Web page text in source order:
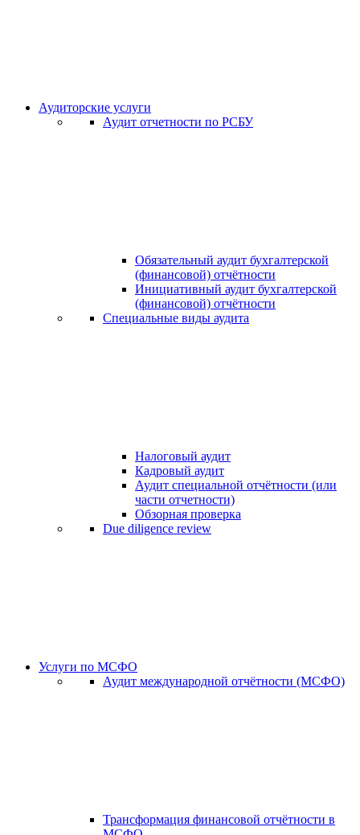
Аудиторские услуги
Аудит отчетности по РСБУ
Обязательный аудит бухгалтерской
(финансовой) отчётности
Инициативный аудит бухгалтерской
(финансовой) отчётности
Специальные виды аудита
Налоговый аудит
Кадровый аудит
Аудит специальной отчётности (или
части отчетности)
Обзорная проверка
Due diligence review
Услуги по МСФО
Аудит международной отчётности (МСФО)
Трансформация финансовой отчётности в